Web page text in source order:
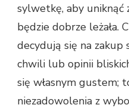
sylwetkę, aby uniknąć
będzie dobrze leżała.
decydują się na zakup
chwili lub opinii
się własnym gustem;
niezadowolenia z